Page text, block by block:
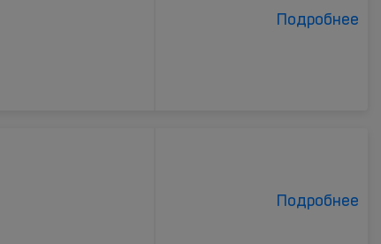
Подробнее
Подробнее